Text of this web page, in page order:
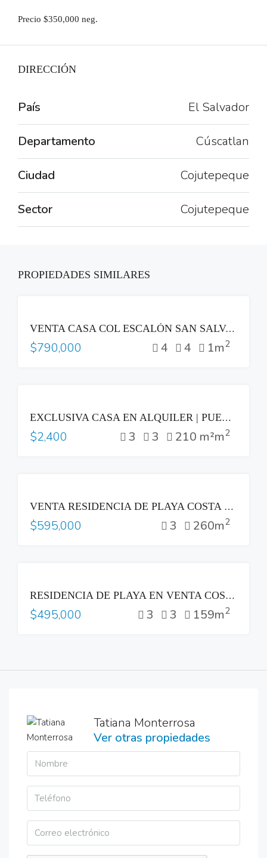
Precio $350,000 neg.
DIRECCIÓN
País El Salvador
Departamento Cúscatlan
Ciudad Cojutepeque
Sector Cojutepeque
PROPIEDADES SIMILARES
VENTA CASA COL ESCALÓN SAN SALVADOR ZONA PLAZA BEETHOVEN
$790,000 4 4 1m2
EXCLUSIVA CASA EN ALQUILER | PUERTA DEL BÁLSAMO II, NUEVO CUSCATLÁN
$2,400 3 3 210 m²m2
VENTA RESIDENCIA DE PLAYA COSTA DEL SOL
$595,000 3 260m2
RESIDENCIA DE PLAYA EN VENTA COSTA DEL SOL
$495,000 3 3 159m2
Tatiana Monterrosa
Ver otras propiedades